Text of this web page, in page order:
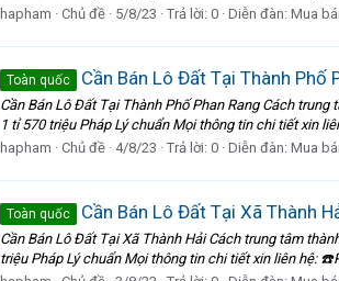
hapham
Chủ đề 5/8/23 Trả lời: 0 Diễn đàn: Mua
Toàn quốc Cần Bán Lô Đất Tại Thành Phố
Cần Bán Lô Đất Tại Thành Phố Phan Rang Cách
1 tỉ 570 triệu Pháp Lý chuẩn Mọi thông tin chi tiết xin
hapham
Chủ đề 4/8/23 Trả lời: 0 Diễn đàn: Mua
Toàn quốc Cần Bán Lô Đất Tại Xã Thành
Cần Bán Lô Đất Tại Xã Thành Hải Cách trung tâm
triệu Pháp Lý chuẩn Mọi thông tin chi tiết xin liên hệ: